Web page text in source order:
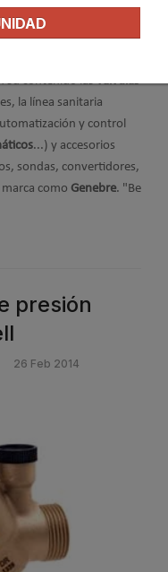
su contenido lasválvulas
la línea sanitaria
y control
...) y accesorios
sondas, convertidores,
como Genebre. "Be
presión
26 Feb 2014